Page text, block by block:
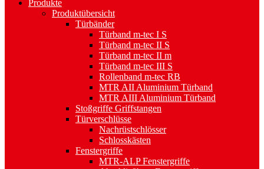
Produkte
Produktübersicht
Türbänder
Türband m-tec I S
Türband m-tec II S
Türband m-tec II m
Türband m-tec III S
Rollenband m-tec RB
MTR AII Aluminium Türband
MTR AIII Aluminium Türband
Stoßgriffe Griffstangen
Türverschlüsse
Nachrüstschlösser
Schlosskästen
Fenstergriffe
MTR-ALP Fenstergriffe